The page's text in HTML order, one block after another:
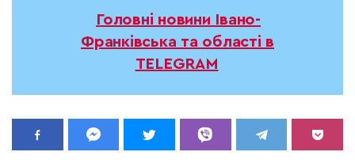
Головні новини Івано-
Франківська та області в
TELEGRAM